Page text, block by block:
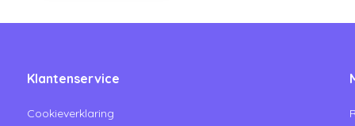
Klantenservice
Cookieverklaring